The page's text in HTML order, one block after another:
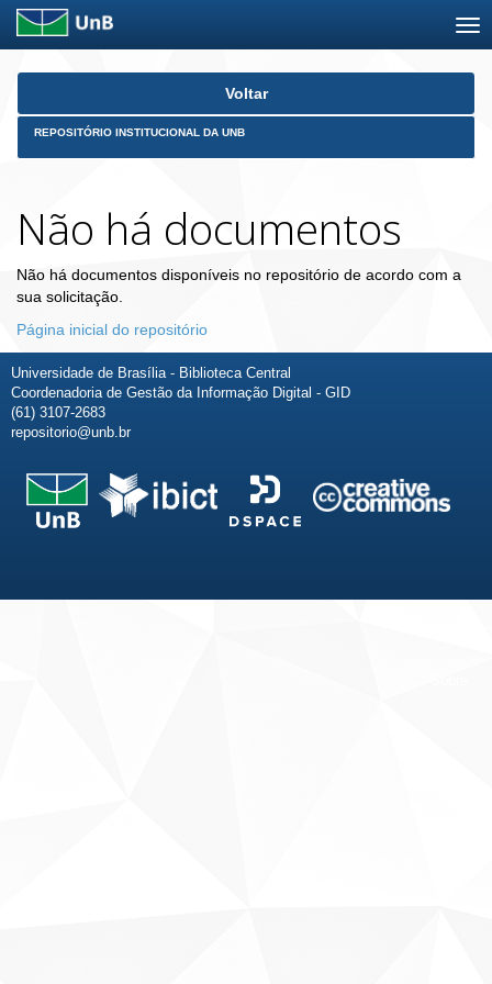
Skip
Voltar
REPOSITÓRIO INSTITUCIONAL DA UNB
Não há documentos
Não há documentos disponíveis no repositório de acordo com a
sua solicitação.
Página inicial do repositório
Universidade de Brasília - Biblioteca Central
Coordenadoria de Gestão da Informação Digital - GID
(61) 3107-2683
repositorio@unb.br